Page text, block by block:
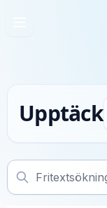
Upptäck